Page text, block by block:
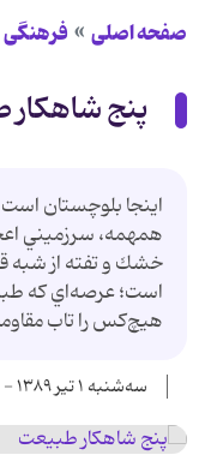
صفحه اصلی فرهنگی
پنج
اينجا بلوچستان است
همهمه، سرزميني
خشك و تفته از شبه
است؛ عرصه‌اي كه
هيچ‌كس را تاب
سه‌شنبه ۱ تیر ۱۳۸۹ - ۰۰:۰۰